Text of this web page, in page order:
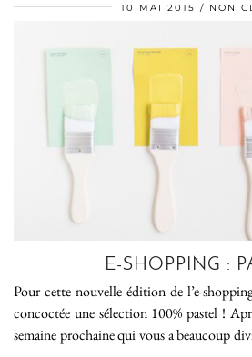
10 MAI 2015 NON
E-SHOPPING :
Pour cette nouvelle édition de l’e-
concoctée une sélection 100% pastel !
semaine prochaine qui vous a beaucoup